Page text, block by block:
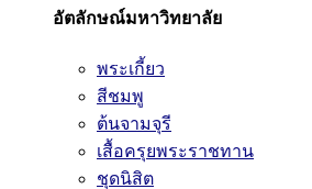
อัตลักษณ์มหาวิทยาลัย
พระเกี้ยว
สีชมพู
ต้นจามจุรี
เสื้อครุยพระราชทาน
ชุดนิสิต